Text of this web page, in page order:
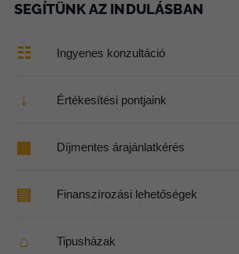
SEGÍTÜNK AZ INDULÁSBAN
☷ Ingyenes konzultáció
↓ Értékesítési pontjaink
▦ Díjmentes árajánlatkérés
▤ Finanszírozási lehetőségek
⌂ Tipusházak